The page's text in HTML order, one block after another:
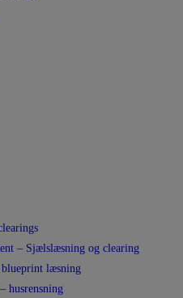
– Sjælslæsning og clearing
blueprint læsning
husrensning